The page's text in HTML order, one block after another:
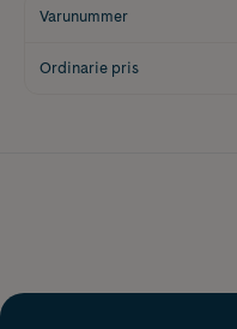
Varunummer
Ordinarie pris